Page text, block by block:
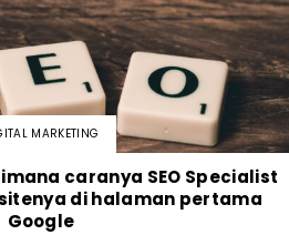
MARKETING
caranya SEO Specialist
di halaman pertama
Google